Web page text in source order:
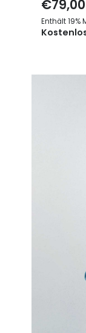
€79,00
Enthält 19%